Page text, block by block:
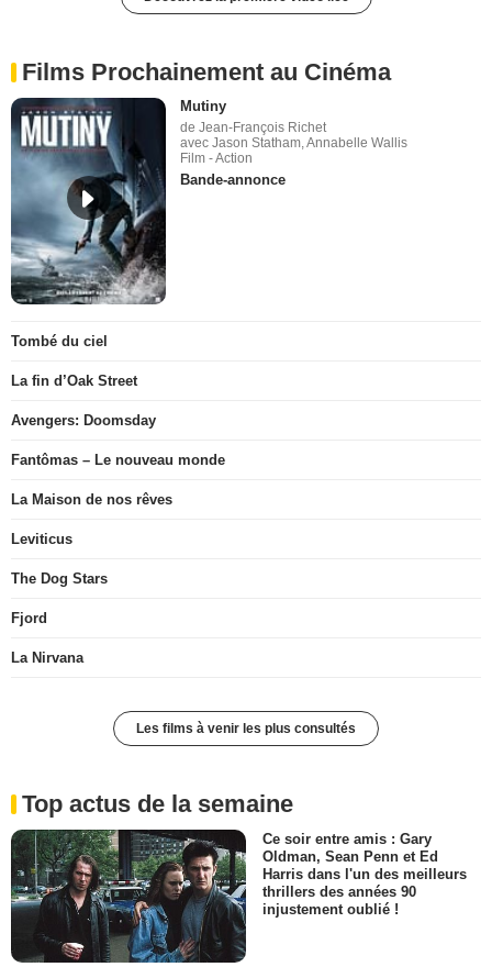
Films Prochainement au Cinéma
Mutiny
de Jean-François Richet
avec Jason Statham, Annabelle Wallis
Film - Action
Bande-annonce
Tombé du ciel
La fin d’Oak Street
Avengers: Doomsday
Fantômas – Le nouveau monde
La Maison de nos rêves
Leviticus
The Dog Stars
Fjord
La Nirvana
Les films à venir les plus consultés
Top actus de la semaine
Ce soir entre amis : Gary
Oldman, Sean Penn et Ed
Harris dans l'un des meilleurs
thrillers des années 90
injustement oublié !